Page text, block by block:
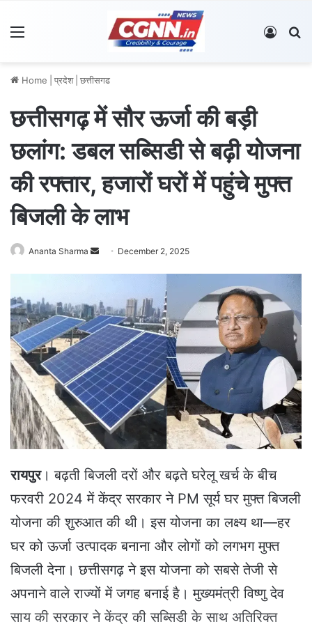
Log In
Home प्रदेश छत्तीसगढ
छत्तीसगढ़ में सौर ऊर्जा की बड़ी
छलांग: डबल सब्सिडी से बढ़ी योजना
की रफ्तार, हजारों घरों में पहुंचे मुफ्त
बिजली के लाभ
Ananta Sharma
d
a
n
e
m
a
i
l
December 2, 2025
रायपुर। बढ़ती बिजली दरों और बढ़ते घरेलू खर्च के बीच
फरवरी 2024 में केंद्र सरकार ने PM सूर्य घर मुफ्त बिजली
योजना की शुरुआत की थी। इस योजना का लक्ष्य था—हर
घर को ऊर्जा उत्पादक बनाना और लोगों को लगभग मुफ्त
बिजली देना। छत्तीसगढ़ ने इस योजना को सबसे तेजी से
अपनाने वाले राज्यों में जगह बनाई है। मुख्यमंत्री विष्णु देव
साय की सरकार ने केंद्र की सब्सिडी के साथ अतिरिक्त